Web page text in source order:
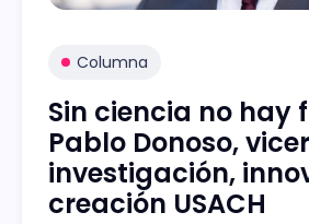
Columna
Sin ciencia no hay
Pablo Donoso,
investigación,
creación USACH